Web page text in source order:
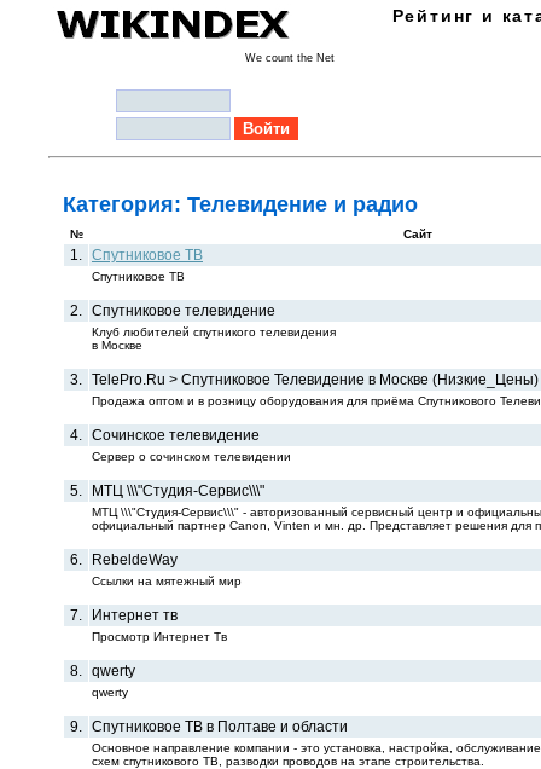
Рейтинг и
We count the Net
Категория: Телевидение и радио
№ Сайт
1. Спутниковое ТВ
Спутниковое ТВ
2. Спутниковое телевидение
Клуб любителей спутникого телевидения
в Москве
3. TelePro.Ru > Спутниковое Телевидение в Москве (Низкие_Цены)
Продажа оптом и в розницу оборудования для приёма Спутникового
4. Сочинское телевидение
Сервер о сочинском телевидении
5. МТЦ \\\"Студия-Сервис\\\"
МТЦ \\\"Студия-Сервис\\\" - авторизованный сервисный центр и
официальный партнер Canon, Vinten и мн. др. Представляет решения для
6. RebeldeWay
Ссылки на мятежный мир
7. Интернет тв
Просмотр Интернет Тв
8. qwerty
qwerty
9. Спутниковое ТВ в Полтаве и области
Основное направление компании - это установка, настройка,
схем спутникового ТВ, разводки проводов на этапе строительства.